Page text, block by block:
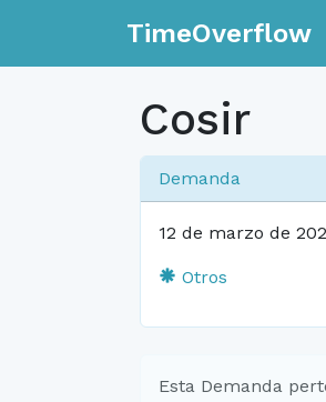
TimeOverflow
Cosir
Demanda
12 de marzo de
Otros
Esta Demanda